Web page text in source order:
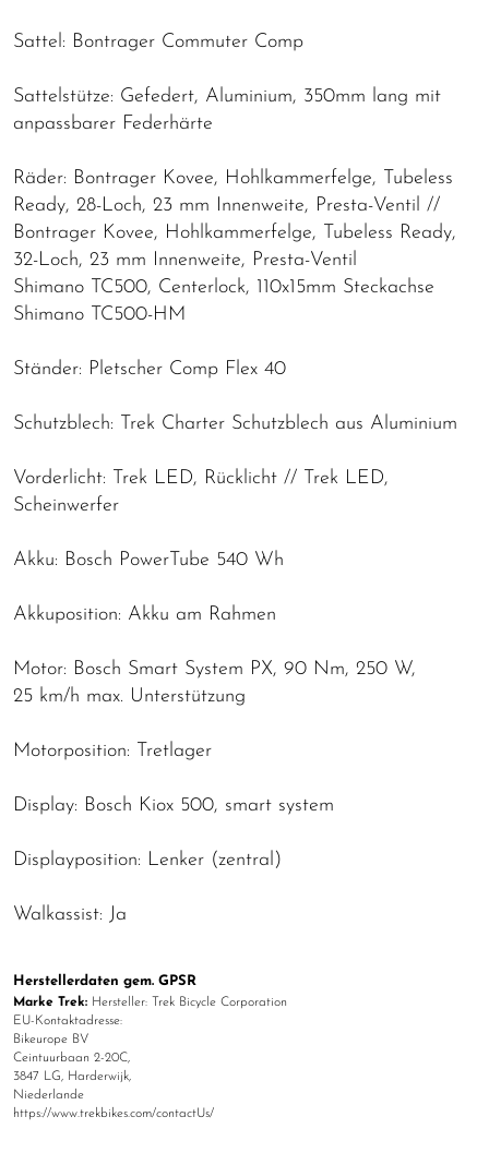
Sattel: Bontrager Commuter Comp
Sattelstütze: Gefedert, Aluminium, 350mm lang mit
anpassbarer Federhärte
Räder: Bontrager Kovee, Hohlkammerfelge, Tubeless
Ready, 28-Loch, 23 mm Innenweite, Presta-Ventil //
Bontrager Kovee, Hohlkammerfelge, Tubeless Ready,
32-Loch, 23 mm Innenweite, Presta-Ventil
Shimano TC500, Centerlock, 110x15mm Steckachse
Shimano TC500-HM
Ständer: Pletscher Comp Flex 40
Schutzblech: Trek Charter Schutzblech aus Aluminium
Vorderlicht: Trek LED, Rücklicht // Trek LED,
Scheinwerfer
Akku: Bosch PowerTube 540 Wh
Akkuposition: Akku am Rahmen
Motor: Bosch Smart System PX, 90 Nm, 250 W,
25 km/h max. Unterstützung
Motorposition: Tretlager
Display: Bosch Kiox 500, smart system
Displayposition: Lenker (zentral)
Walkassist: Ja
Herstellerdaten gem. GPSR
Marke Trek: Hersteller: Trek Bicycle Corporation
EU-Kontaktadresse:
Bikeurope BV
Ceintuurbaan 2-20C,
3847 LG, Harderwijk,
Niederlande
https://www.trekbikes.com/contactUs/